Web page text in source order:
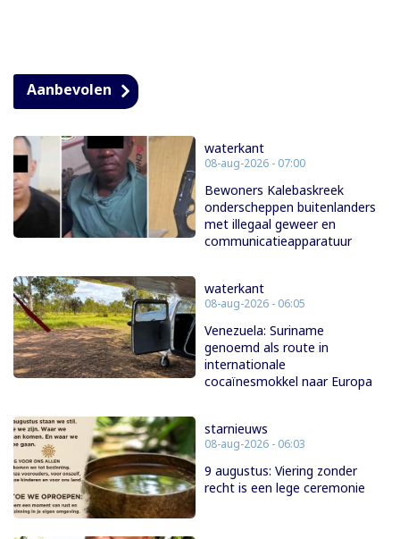
Aanbevolen
waterkant
08-aug-2026 - 07:00
Bewoners Kalebaskreek
onderscheppen buitenlanders
met illegaal geweer en
communicatieapparatuur
waterkant
08-aug-2026 - 06:05
Venezuela: Suriname
genoemd als route in
internationale
cocaïnesmokkel naar Europa
starnieuws
08-aug-2026 - 06:03
9 augustus: Viering zonder
recht is een lege ceremonie